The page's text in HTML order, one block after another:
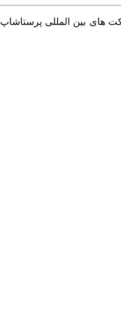
های بین المللی پرستاشاپ